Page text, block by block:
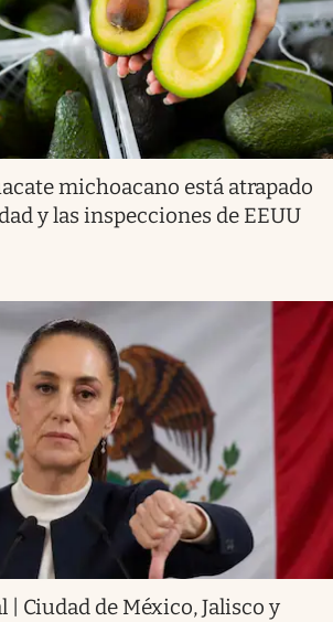
michoacano está atrapado
y las inspecciones de EEUU
| Ciudad de México, Jalisco y